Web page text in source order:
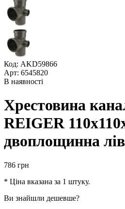
Код: AKD59866
Арт: 6545820
В наявності
Хрестовина
REIGER
двоплощинна
786 грн
* Ціна вказана за 1 штуку.
Ви знайшли дешевше?